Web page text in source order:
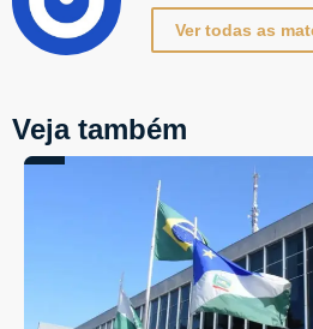
Ver todas as
Veja também